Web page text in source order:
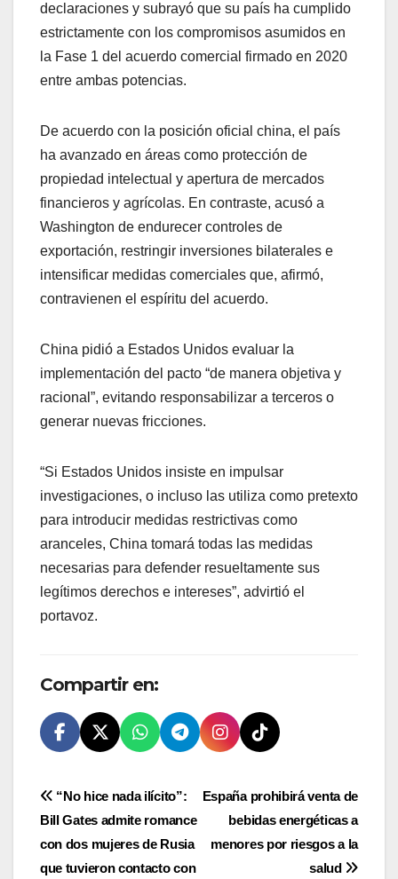
declaraciones y subrayó que su país ha cumplido
estrictamente con los compromisos asumidos en
la Fase 1 del acuerdo comercial firmado en 2020
entre ambas potencias.
De acuerdo con la posición oficial china, el país
ha avanzado en áreas como protección de
propiedad intelectual y apertura de mercados
financieros y agrícolas. En contraste, acusó a
Washington de endurecer controles de
exportación, restringir inversiones bilaterales e
intensificar medidas comerciales que, afirmó,
contravienen el espíritu del acuerdo.
China pidió a Estados Unidos evaluar la
implementación del pacto “de manera objetiva y
racional”, evitando responsabilizar a terceros o
generar nuevas fricciones.
“Si Estados Unidos insiste en impulsar
investigaciones, o incluso las utiliza como pretexto
para introducir medidas restrictivas como
aranceles, China tomará todas las medidas
necesarias para defender resueltamente sus
legítimos derechos e intereses”, advirtió el
portavoz.
Compartir en:
Navegación
de
España prohibirá venta de
bebidas energéticas a
menores por riesgos a la
salud
“No hice nada ilícito”:
Bill Gates admite romance
con dos mujeres de Rusia
que tuvieron contacto con